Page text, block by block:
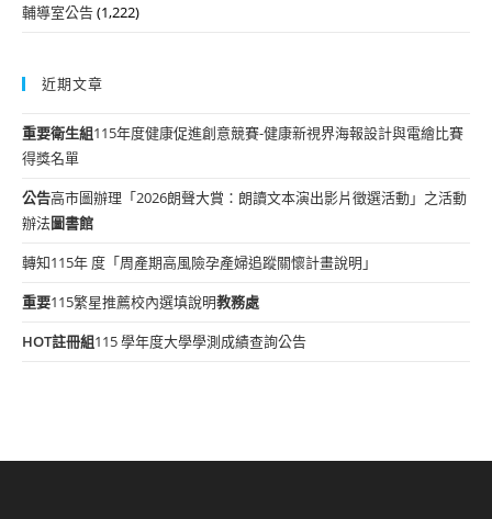
輔導室公告(1,222)
近期文章
重要衛生組115年度健康促進創意競賽-健康新視界海報設計與電繪比賽
得獎名單
公告高市圖辦理「2026朗聲大賞：朗讀文本演出影片徵選活動」之活動
辦法圖書館
轉知115年 度「周產期高風險孕產婦追蹤關懷計畫說明」
重要115繁星推薦校內選填說明教務處
HOT註冊組115 學年度大學學測成績查詢公告